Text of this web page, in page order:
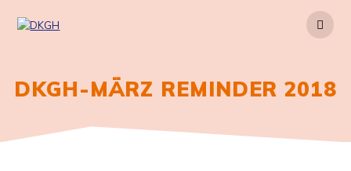
DKGH-MÄRZ REMINDER 2018